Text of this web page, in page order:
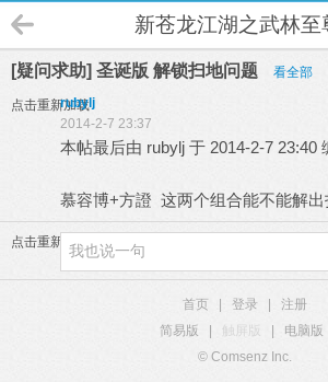
新苍龙江湖之武林至
[疑问求助] 圣诞版 解锁扫地问题 看全部
点击重新加载
rubylj
2014-2-7 23:37
本帖最后由 rubylj 于 2014-2-7 23:40
慕容博+方證 这两个组合能不能解出
点击重新加载
首页 登录
注册
简易版
触屏版 电脑版
© Comsenz Inc.